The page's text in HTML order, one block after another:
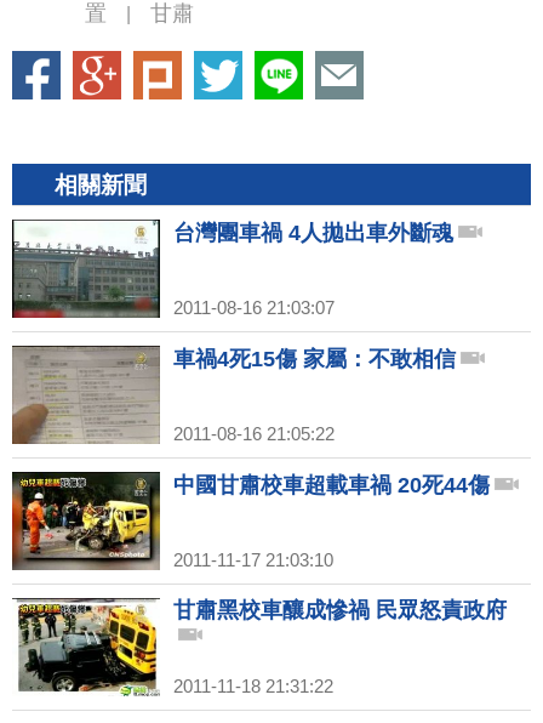
置
甘肅
相關新聞
台灣團車禍 4人拋出車外斷魂
2011-08-16 21:03:07
車禍4死15傷 家屬：不敢相信
2011-08-16 21:05:22
中國甘肅校車超載車禍 20死44傷
2011-11-17 21:03:10
甘肅黑校車釀成慘禍 民眾怒責政府
2011-11-18 21:31:22